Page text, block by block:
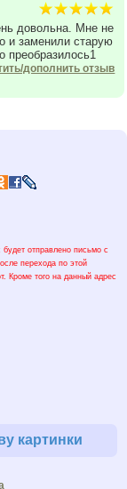
довольна. Мне не
и заменили старую
преобразилось1
дополнить отзыв
отправлено письмо с
перехода по этой
Кроме того на данный адрес
картинки